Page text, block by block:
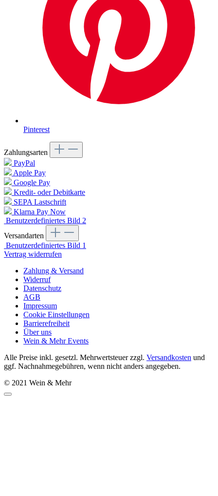
Pinterest
Zahlungsarten
PayPal
Apple Pay
Google Pay
Kredit- oder Debitkarte
SEPA Lastschrift
Klarna Pay Now
Benutzerdefiniertes Bild 2
Versandarten
Benutzerdefiniertes Bild 1
Vertrag widerrufen
Zahlung & Versand
Widerruf
Datenschutz
AGB
Impressum
Cookie Einstellungen
Barrierefreiheit
Über uns
Wein & Mehr Events
Alle Preise inkl. gesetzl. Mehrwertsteuer zzgl. Versandkosten und
ggf. Nachnahmegebühren, wenn nicht anders angegeben.
© 2021 Wein & Mehr